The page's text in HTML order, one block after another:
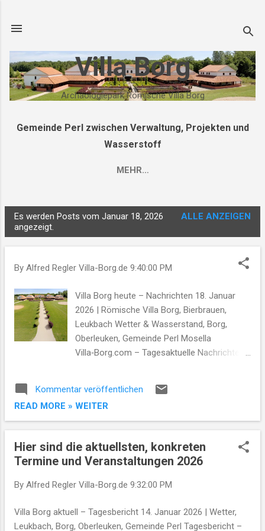
Villa Borg
Archäologiepark Römische Villa Borg
Gemeinde Perl zwischen Verwaltung, Projekten und
Wasserstoff
MEHR…
o
Es werden Posts vom Januar 18, 2026
angezeigt.
ALLE ANZEIGEN
By Alfred Regler Villa-Borg.de 9:40:00 PM
Villa Borg heute – Nachrichten 18. Januar
2026 | Römische Villa Borg, Bierbrauen,
Leukbach Wetter & Wasserstand, Borg,
Oberleuken, Gemeinde Perl Mosella
Villa‑Borg.com – Tagesaktuelle Nachrichten
Wasserstand · Borg · Oberleuken · Gemeinde
Perl · Mosella Amtsblatt Römische Villa Borg
– Winterbetrieb und Perspektiven Die
Betriebsmodus. Die antike Anlage, eine der
bedeutendsten rekonstruierten römischen
Villen im Saar‑Mosel‑Raum, wird derzeit
vorbereitet. Wege, Gärten und Gebäude
werden instand gehalten, damit im Frühjahr
Kommentar veröffentlichen
READ MORE » WEITER
Hier sind die aktuellsten, konkreten
Termine und Veranstaltungen 2026
By Alfred Regler Villa-Borg.de 9:32:00 PM
Villa Borg aktuell – Tagesbericht 14. Januar 2026 | Wetter,
Leukbach, Borg, Oberleuken, Gemeinde Perl Tagesbericht –